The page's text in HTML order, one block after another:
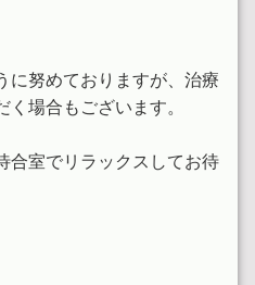
に努めておりますが、治療
場合もございます。
合室でリラックスしてお待